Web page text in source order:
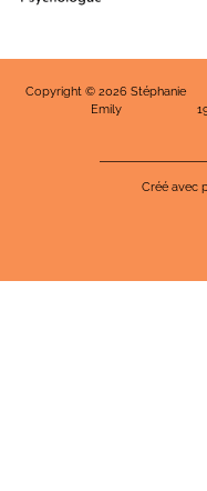
Copyright © 2026 Stéphanie
Emily
Créé avec